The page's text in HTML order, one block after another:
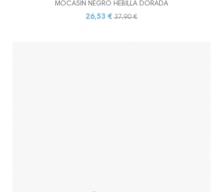
MOCASÍN NEGRO HEBILLA DORADA
26,53 € 37,90 €